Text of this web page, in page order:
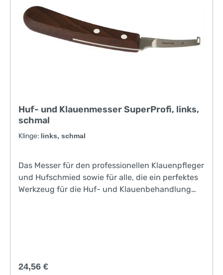
Huf- und Klauenmesser SuperProfi, links,
schmal
Klinge: links, schmal
Das Messer für den professionellen Klauenpfleger
und Hufschmied sowie für alle, die ein perfektes
Werkzeug für die Huf- und Klauenbehandlung
Regulärer Preis:
24,56 €